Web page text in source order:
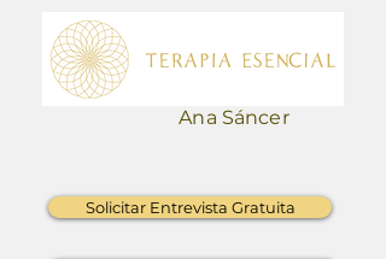
Ana Sáncer
Solicitar Entrevista Gratuita